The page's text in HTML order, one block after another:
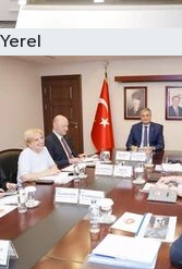
Yerel